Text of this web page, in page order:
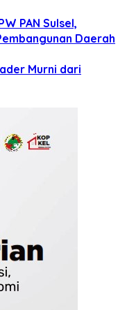
PAN Sulsel,
Daerah
Murni dari